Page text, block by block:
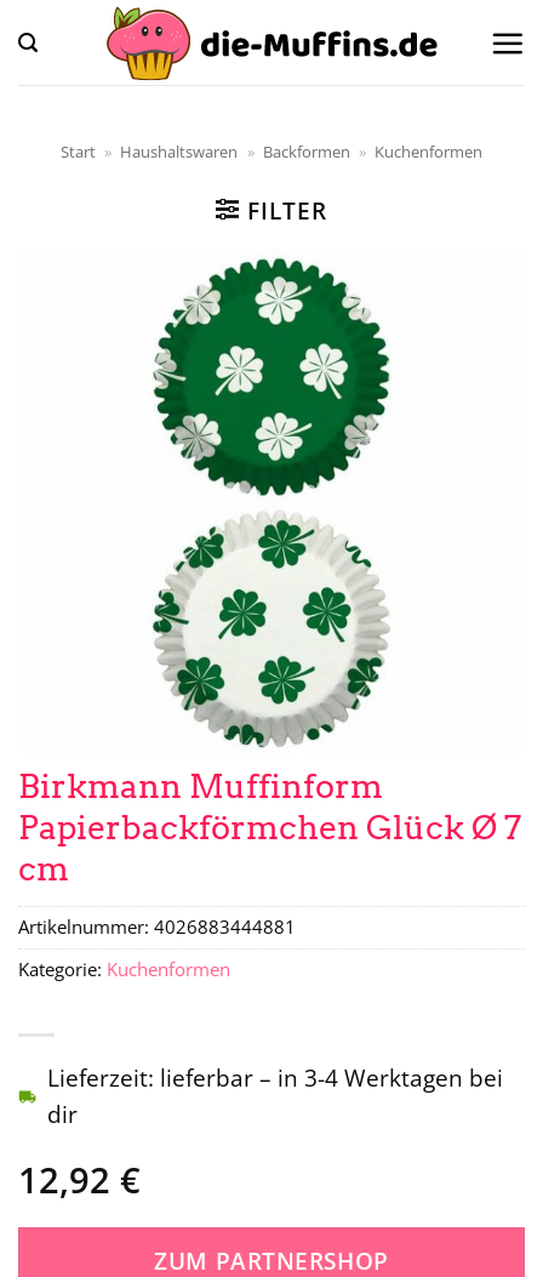
Inhalt
springen
Start » Haushaltswaren » Backformen » Kuchenformen
FILTER
Birkmann Muffinform
Papierbackförmchen Glück Ø 7
cm
12,92 €
Lieferzeit: lieferbar – in 3-4 Werktagen bei
dir
ZUM PARTNERSHOP
Artikelnummer: 4026883444881
Kategorie: Kuchenformen